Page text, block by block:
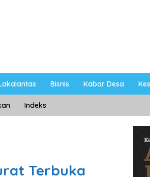
Bisnis Kabar Desa
Indeks
Terbuka